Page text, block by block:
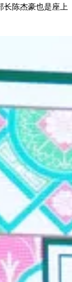
长陈杰豪也是座上